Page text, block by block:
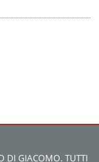
DI GIACOMO. TUTTI